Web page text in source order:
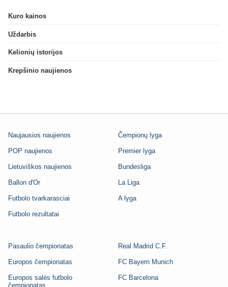
Kuro kainos
Uždarbis
Kelionių istorijos
Krepšinio naujienos
Naujausios naujienos
POP naujienos
Lietuviškos naujienos
Ballon d'Or
Futbolo tvarkarasciai
Futbolo rezultatai
Čempionų lyga
Premier lyga
Bundesliga
La Liga
A lyga
Pasaulio čempionatas
Europos čempionatas
Europos salės futbolo
čempionatas
Real Madrid C.F.
FC Bayern Munich
FC Barcelona